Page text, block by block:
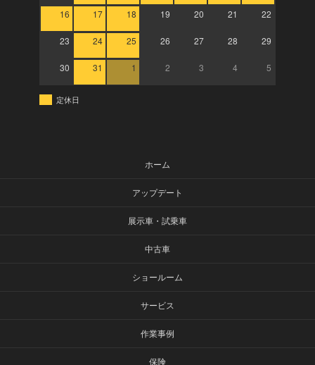
16 17 18 19 20 21 22
23 24 25 26 27 28 29
30 31 1 2 3 4 5
定休日
ホーム
アップデート
展示車・試乗車
中古車
ショールーム
サービス
作業事例
保険